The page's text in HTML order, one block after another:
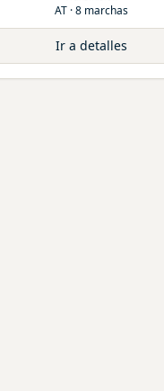
AT · 8 marchas
Ir a detalles